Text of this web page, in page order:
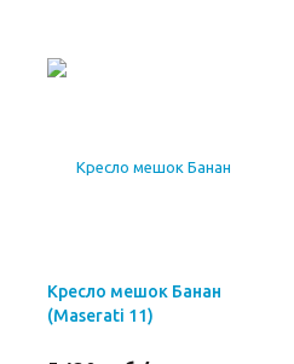
Кресло мешок Банан
(Maserati 11)